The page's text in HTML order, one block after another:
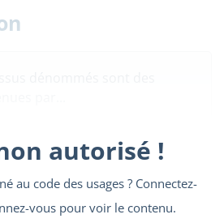
autorisé !
au code des usages ? Connectez-
vous pour voir le contenu.